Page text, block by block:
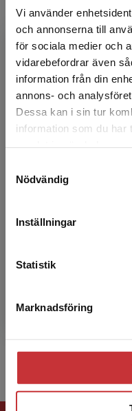
Vi använder
och annonserna till
för sociala medier och
vidarebefordrar även
information från din
annons- och
Dessa kan i sin tur
information som du har
Nödvändig
Inställningar
Statistik
Marknadsföring
Det verkar som att
studentlitteratur.se
Vi erbjuder inte
att kunna slutföra
Hazel Dewart
(Storbritannien)
(Storbritannien)